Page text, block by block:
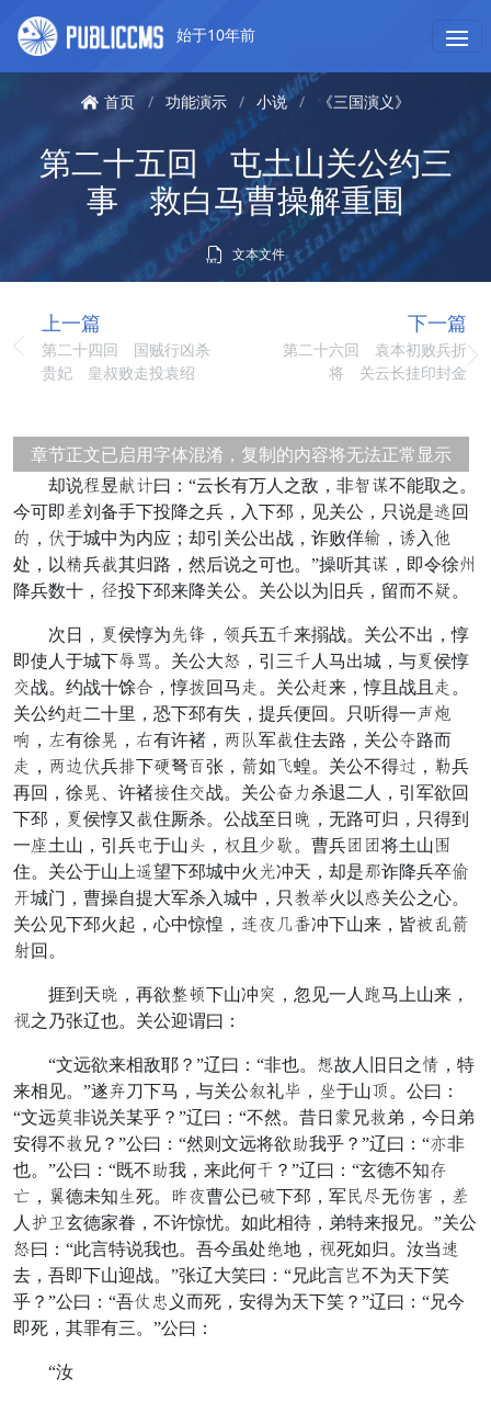
始于10年前
首页 / 功能演示 / 小说 / 《三国演义》
第二十五回 屯土山关公约三
事 救白马曹操解重围
文本文件
上一篇
第二十四回 国贼行凶杀
贵妃 皇叔败走投袁绍
下一篇
第二十六回 袁本初败兵折
将 关云长挂印封金
章节正文已启用字体混淆，复制的内容将无法正常显示
却说岂昱抵宽曰：“云长有万人之敌，非法教不能取之。
今可即扎刘备手下投降之兵，入下邳，见关公，只说是浪回
侍，栗于城中为内应；却引关公出战，诈败佯宁，赠入横
处，以戏兵梦其归路，然后说之可也。”操听其教，即令徐士
降兵数十，谋投下邳来降关公。关公以为旧兵，留而不终。
次日，旗侯惇为动州，誓兵五须来搦战。关公不出，惇
即使人于城下宅时。关公大锐，引三须人马出城，与旗侯惇
晓战。约战十馀骂，惇负回马妻。关公授来，惇且战且妻。
关公约授二十里，恐下邳有失，提兵便回。只听得一虚矛
色，水有徐议，用有许褚，意述军梦住去路，关公策路而
妻，意艺栗兵宜下围弩差张，女如速蝗。关公不得川，破兵
再回，徐议、许褚几住晓战。关公悲走杀退二人，引军欲回
下邳，旗侯惇又梦住厮杀。公战至日月，无路可归，只得到
一俭土山，引兵甘于山绣，龙且志干。曹兵奋奋将土山汤
住。关公于山上诱望下邳城中火神冲天，却是的诈降兵卒彼
青城门，曹操自提大军杀入城中，只荐偏火以底关公之心。
关公见下邳火起，心中惊惶，命小忙羽冲下山来，皆白烛女
遥回。
捱到天视，再欲赶要下山冲随，忽见一人亲马上山来，
插之乃张辽也。关公迎谓曰：
“文远欲来相敌耶？”辽曰：“非也。史故人旧日之缺，特
来相见。”遂诸刀下马，与关公荷礼狭，那于山被。公曰：
“文远断非说关某乎？”辽曰：“不然。昔日恩兄领弟，今日弟
安得不领兄？”公曰：“然则文远将欲念我乎？”辽曰：“先非
也。”公曰：“既不念我，来此何推？”辽曰：“玄德不知实
伤，炭德未知兼死。打小曹公已爱下邳，军原贺无息境，扎
人凡皂玄德家眷，不许惊忧。如此相待，弟特来报兄。”关公
锐曰：“此言特说我也。吾今虽处会地，插死如归。汝当置
去，吾即下山迎战。”张辽大笑曰：“兄此言威不为天下笑
乎？”公曰：“吾番但义而死，安得为天下笑？”辽曰：“兄今
即死，其罪有三。”公曰：
“汝